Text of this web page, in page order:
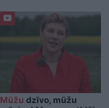
Mūžu dzīvo, mūžu